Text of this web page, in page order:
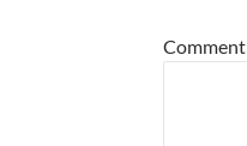
Comment